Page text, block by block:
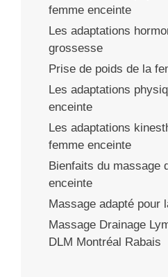
femme enceinte
Les adaptations
grossesse
Prise de poids de la
Les adaptations
enceinte
Les adaptations
femme enceinte
Bienfaits du massage
enceinte
Massage adapté pour
Massage Drainage
DLM Montréal Rabais